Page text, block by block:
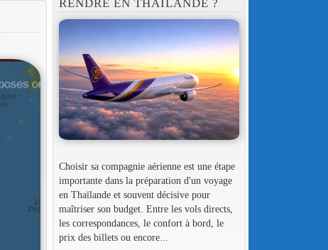
RENDRE EN THAÏLANDE ?
Choisir sa compagnie aérienne est une étape
importante dans la préparation d'un voyage
en Thaïlande et souvent décisive pour
maîtriser son budget. Entre les vols directs,
les correspondances, le confort à bord, le
prix des billets ou encore...